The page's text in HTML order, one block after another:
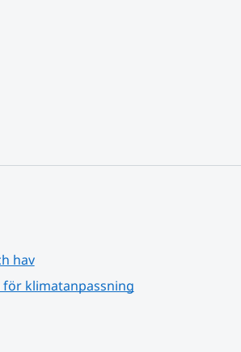
hav
klimatanpassning